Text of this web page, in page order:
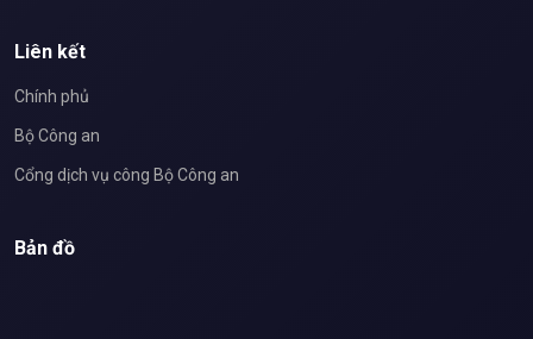
Liên kết
Chính phủ
Bộ Công an
Cổng dịch vụ công Bộ Công an
Bản đồ